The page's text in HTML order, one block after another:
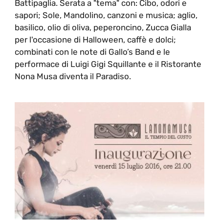
Battipaglia. Serata a "tema" con: Cibo, odori e
sapori; Sole, Mandolino, canzoni e musica; aglio,
basilico, olio di oliva, peperoncino, Zucca Gialla
per l'occasione di Halloween, caffè e dolci;
combinati con le note di Gallo’s Band e le
performace di Luigi Gigi Squillante e il Ristorante
Nona Musa diventa il Paradiso.